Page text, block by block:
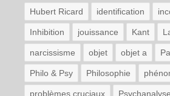
Hubert Ricard identification
Inhibition jouissance Kant
narcissisme objet objet a
Philo & Psy Philosophie
problèmes cruciaux Psychanalyse